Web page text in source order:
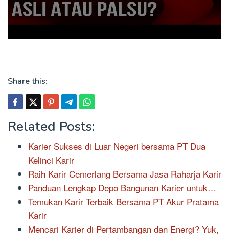
Share this:
Related Posts:
Karier Sukses di Luar Negeri bersama PT Dua
Kelinci Karir
Raih Karir Cemerlang Bersama Jasa Raharja Karir
Panduan Lengkap Depo Bangunan Karier untuk…
Temukan Karir Terbaik Bersama PT Akur Pratama
Karir
Mencari Karier di Pertambangan dan Energi? Yuk,